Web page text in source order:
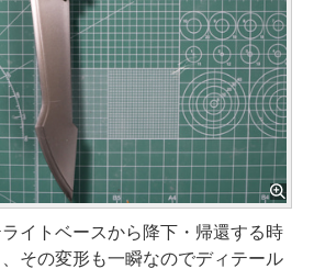
イトベースから降下・帰還する時
その変形も一瞬なのでディテール